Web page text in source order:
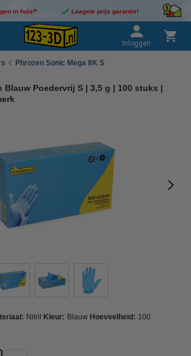
in huis!* Laagste prijs garantie!
Inloggen
Phrozen Sonic Mega 8K S
Blauw Poedervrij S | 3,5 g | 100 stuks |
Nitril Kleur: Blauw Hoeveelheid: 100